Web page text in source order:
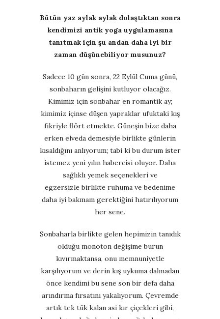
Bütün yaz aylak aylak dolaştıktan sonra
kendimizi antik yoga uygulamasına
tanıtmak için şu andan daha iyi bir
zaman düşünebiliyor musunuz?
Sadece 10 gün sonra, 22 Eylül Cuma günü,
sonbaharın gelişini kutluyor olacağız.
Kimimiz için sonbahar en romantik ay;
kimimiz içinse düşen yapraklar ufuktaki kış
fikriyle flört etmekte. Güneşin bize daha
erken elveda demesiyle birlikte günlerin
kısaldığını anlıyorum; tabi ki bu durum ister
istemez yeni yılın habercisi oluyor. Daha
sağlıklı yemek seçenekleri ve
egzersizle birlikte ruhuma ve bedenime
daha iyi bakmam gerektiğini hatırılıyorum
her sene.
Sonbaharla birlikte gelen hepimizin tanıdık
olduğu monoton değişime burun
kıvırmaktansa, onu memnuniyetle
karşılıyorum ve derin kış uykuma dalmadan
önce kendimi bu sene son bir defa daha
arındırma fırsatını yakalıyorum. Çevremde
artık tek tük kalan asi kır çiçekleri gibi,